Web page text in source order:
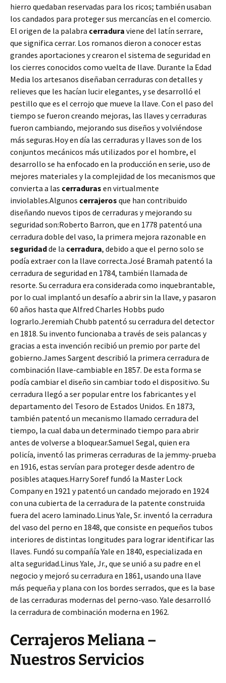
hierro quedaban reservadas para los ricos; también usaban
los candados para proteger sus mercancías en el comercio.
El origen de la palabra cerradura viene del latín serrare,
que significa cerrar. Los romanos dieron a conocer estas
grandes aportaciones y crearon el sistema de seguridad en
los cierres conocidos como vuelta de llave. Durante la Edad
Media los artesanos diseñaban cerraduras con detalles y
relieves que les hacían lucir elegantes, y se desarrolló el
pestillo que es el cerrojo que mueve la llave. Con el paso del
tiempo se fueron creando mejoras, las llaves y cerraduras
fueron cambiando, mejorando sus diseños y volviéndose
más seguras.Hoy en día las cerraduras y llaves son de los
conjuntos mecánicos más utilizados por el hombre, el
desarrollo se ha enfocado en la producción en serie, uso de
mejores materiales y la complejidad de los mecanismos que
convierta a las cerraduras en virtualmente
inviolables.Algunos cerrajeros que han contribuido
diseñando nuevos tipos de cerraduras y mejorando su
seguridad son:Roberto Barron, que en 1778 patentó una
cerradura doble del vaso, la primera mejora razonable en
seguridadde la cerradura, debido a que el perno solo se
podía extraer con la llave correcta.José Bramah patentó la
cerradura de seguridad en 1784, también llamada de
resorte. Su cerradura era considerada como inquebrantable,
por lo cual implantó un desafío a abrir sin la llave, y pasaron
60 años hasta que Alfred Charles Hobbs pudo
lograrlo.Jeremiah Chubb patentó su cerradura del detector
en 1818. Su invento funcionaba a través de seis palancas y
gracias a esta invención recibió un premio por parte del
gobierno.James Sargent describió la primera cerradura de
combinación llave-cambiable en 1857. De esta forma se
podía cambiar el diseño sin cambiar todo el dispositivo. Su
cerradura llegó a ser popular entre los fabricantes y el
departamento del Tesoro de Estados Unidos. En 1873,
también patentó un mecanismo llamado cerradura del
tiempo, la cual daba un determinado tiempo para abrir
antes de volverse a bloquear.Samuel Segal, quien era
policía, inventó las primeras cerraduras de la jemmy-prueba
en 1916, estas servían para proteger desde adentro de
posibles ataques.Harry Soref fundó la Master Lock
Company en 1921 y patentó un candado mejorado en 1924
con una cubierta de la cerradura de la patente construida
fuera del acero laminado.Linus Yale, Sr. inventó la cerradura
del vaso del perno en 1848, que consiste en pequeños tubos
interiores de distintas longitudes para lograr identificar las
llaves. Fundó su compañía Yale en 1840, especializada en
alta seguridad.Linus Yale, Jr., que se unió a su padre en el
negocio y mejoró su cerradura en 1861, usando una llave
más pequeña y plana con los bordes serrados, que es la base
de las cerraduras modernas del perno-vaso. Yale desarrolló
la cerradura de combinación moderna en 1962.
Cerrajeros Meliana –
Nuestros Servicios